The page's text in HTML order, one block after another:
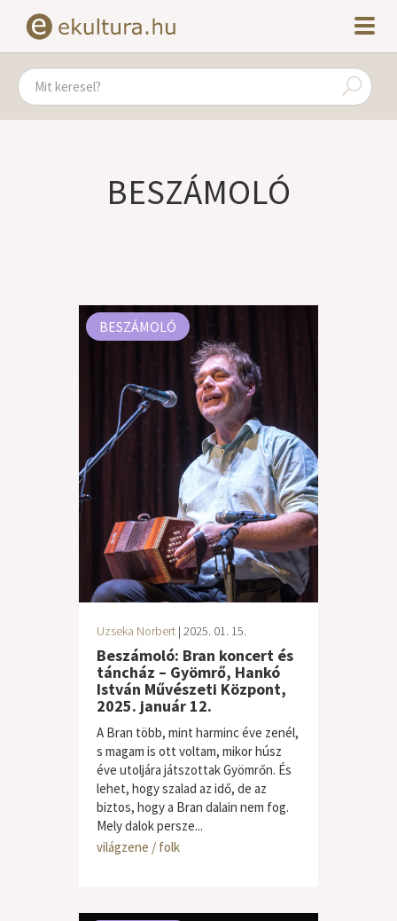
BESZÁMOLÓ
BESZÁMOLÓ
Uzseka Norbert | 2025. 01. 15.
Beszámoló: Bran koncert és
táncház – Gyömrő, Hankó
István Művészeti Központ,
2025. január 12.
A Bran több, mint harminc éve zenél,
s magam is ott voltam, mikor húsz
éve utoljára játszottak Gyömrőn. És
lehet, hogy szalad az idő, de az
biztos, hogy a Bran dalain nem fog.
Mely dalok persze...
világzene / folk